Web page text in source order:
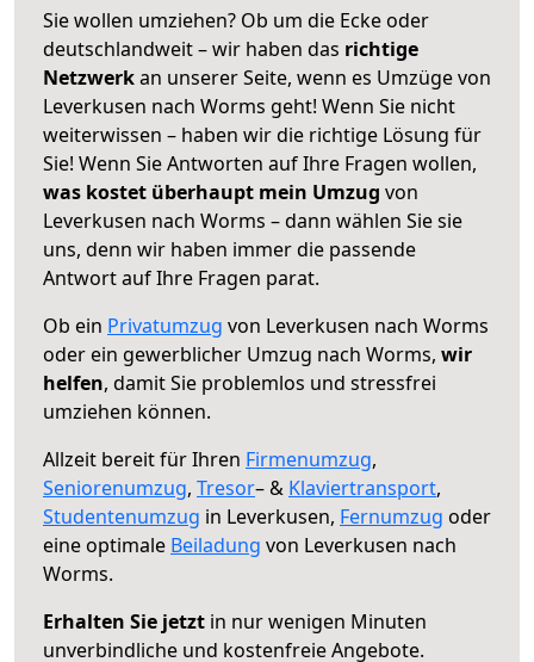
Sie wollen umziehen? Ob um die Ecke oder
deutschlandweit – wir haben das richtige
Netzwerkan unserer Seite, wenn es Umzüge von
Leverkusen nach Worms geht! Wenn Sie nicht
weiterwissen – haben wir die richtige Lösung für
Sie! Wenn Sie Antworten auf Ihre Fragen wollen,
was kostet überhaupt mein Umzug von
Leverkusen nach Worms – dann wählen Sie sie
uns, denn wir haben immer die passende
Antwort auf Ihre Fragen parat.
Ob ein Privatumzug von Leverkusen nach Worms
oder ein gewerblicher Umzug nach Worms, wir
helfen, damit Sie problemlos und stressfrei
umziehen können.
Allzeit bereit für Ihren Firmenumzug,
Seniorenumzug, Tresor– & Klaviertransport,
Studentenumzug in Leverkusen, Fernumzug oder
eine optimale Beiladung von Leverkusen nach
Worms.
Erhalten Sie jetzt in nur wenigen Minuten
unverbindliche und kostenfreie Angebote.